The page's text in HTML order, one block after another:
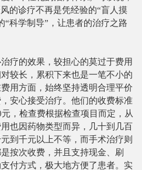
的诊疗不再是凭经验的“盲人摸
“科学制导”，让患者的治疗之路
疗的效果，较担心的莫过于费用
较长，累积下来也是一笔不小的
用方面，始终坚持透明合理平价
安心接受治疗。他们的收费标准
，检查费根据检查项目而定，从
也因药物类型而异，几十到几百
到千元以上不等，而手术治疗则
按次收费，并且支持现金、刷
付方式，极大地方便了患者。实